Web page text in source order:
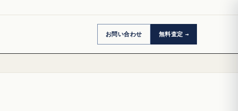
お問い合わせ 無料査定